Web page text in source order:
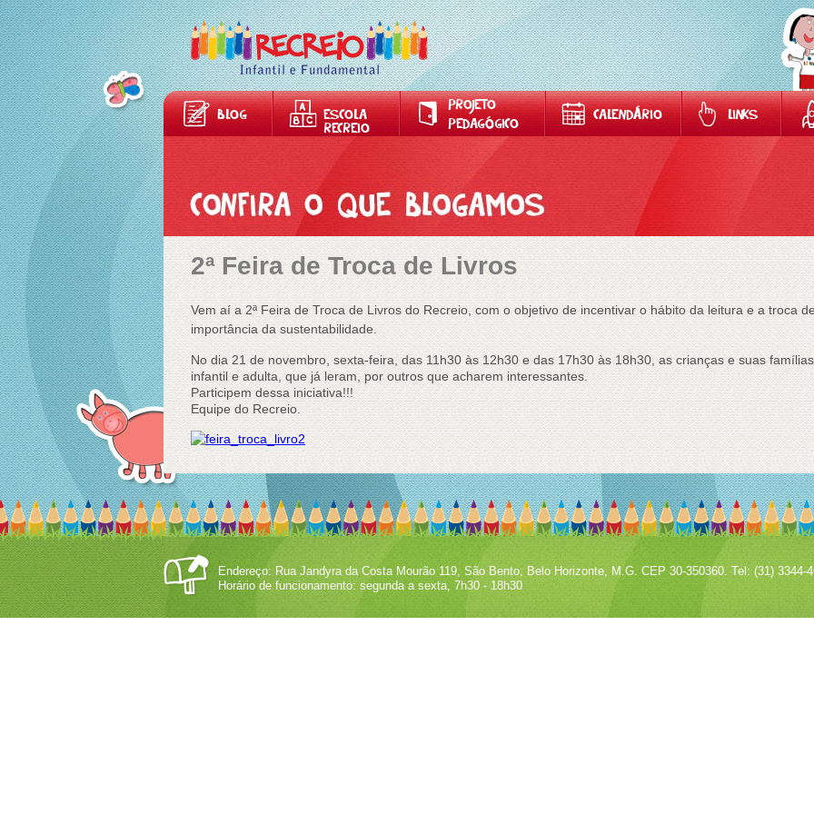
BLOG ESCOLA
RECREIO
PROJETO
PEDAGÓGICO CALENDÁRIO LINKS
2ª Feira de Troca de Livros
Vem aí a 2ª Feira de Troca de Livros do Recreio, com o objetivo de incentivar o hábito da leitura e a troca
importância da sustentabilidade.
No dia 21 de novembro, sexta-feira, das 11h30 às 12h30 e das 17h30 às 18h30, as crianças e suas
infantil e adulta, que já leram, por outros que acharem interessantes.
Participem dessa iniciativa!!!
Equipe do Recreio.
Endereço: Rua Jandyra da Costa Mourão 119, São Bento, Belo Horizonte, M.G. CEP 30-350360. Tel: (31) 3344-
Horário de funcionamento: segunda a sexta, 7h30 - 18h30